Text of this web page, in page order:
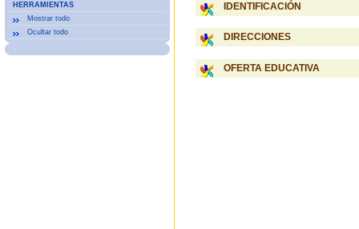
HERRAMIENTAS
Mostrar todo
Ocultar todo
IDENTIFICACIÓN
DIRECCIONES
OFERTA EDUCATIVA